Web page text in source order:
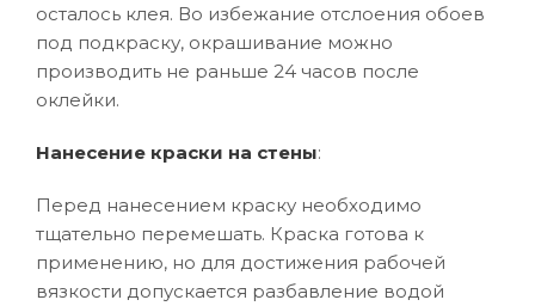
осталось клея. Во избежание отслоения обоев
под подкраску, окрашивание можно
производить не раньше 24 часов после
оклейки.
Нанесение краски на стены:
Перед нанесением краску необходимо
тщательно перемешать. Краска готова к
применению, но для достижения рабочей
вязкости допускается разбавление водой